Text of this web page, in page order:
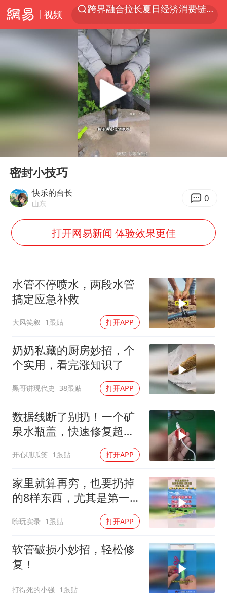
视频
拜登前列腺癌恶化
上海轨交全网络地面高架区段限速运行
武契奇会见泽连斯基有何意图
浙江海域将现5到8米巨浪到狂浪
“伊斯兰版北约”出现
以军士兵把枪口对准中国记者
白海豚在海上打了个结
方桃子代言广告视频已下架
一周大涨超7% 金价为何突然上涨
Play
密封小技巧
快乐的台长
山东 0
打开网易新闻 体验效果更佳
水管不停喷水，两段水管
搞定应急补救
大风笑叙 1跟贴 打开APP
奶奶私藏的厨房妙招，个
个实用，看完涨知识了
黑哥讲现代史 38跟贴 打开APP
数据线断了别扔！一个矿
泉水瓶盖，快速修复超好
开心呱呱笑 1跟贴 打开APP
家里就算再穷，也要扔掉
的8样东西，尤其是第一
嗨玩实录 1跟贴 打开APP
软管破损小妙招，轻松修
复！
打得死的小强 1跟贴